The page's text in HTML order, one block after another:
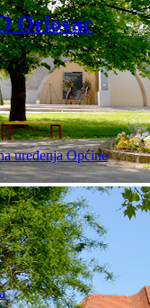
Oriovac
uređenja Općine